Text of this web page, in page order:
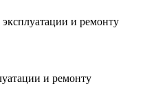
и ремонту
и ремонту